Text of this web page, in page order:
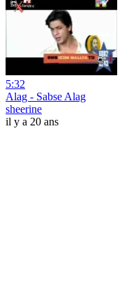
5:32
Alag - Sabse Alag
sheerine
il y a 20 ans